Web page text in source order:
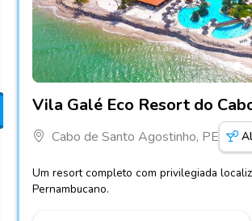
Vila Galé Eco Resort do
Cabo de Santo Agostinho, PE
Um resort completo com privilegiada
Pernambucano.